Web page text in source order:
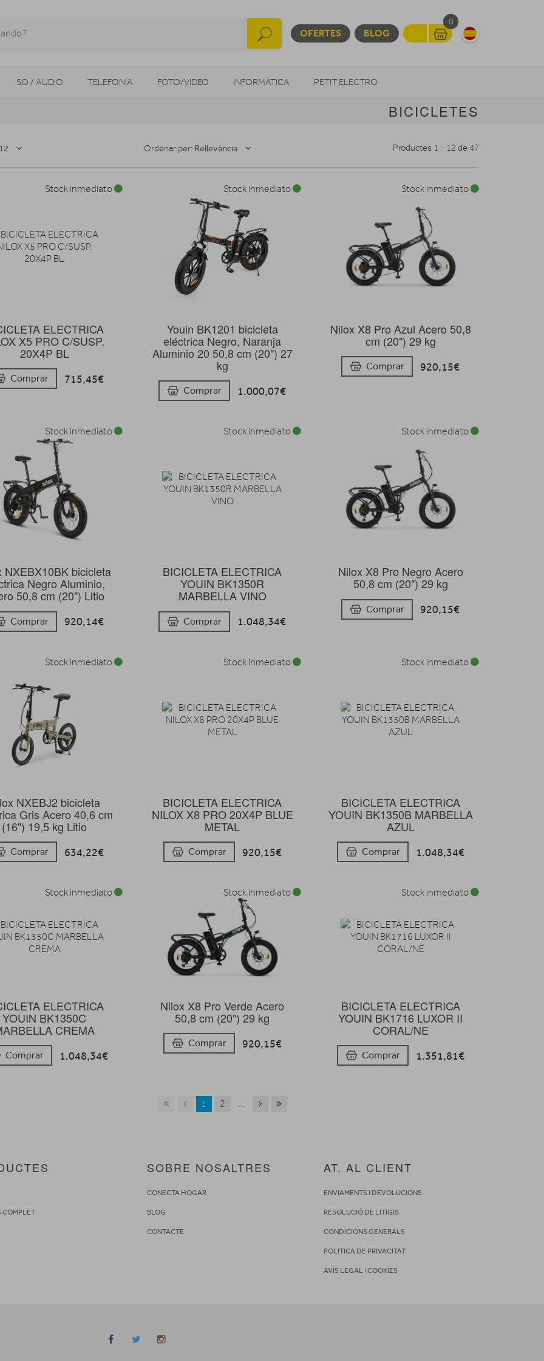
OFERTES BLOG
0
SO / AUDIO TELEFONIA FOTO/VIDEO INFORMÀTICA PETIT ELECTRO
BICICLETES
Ordenar per: Rellevància Productes 1 - 12 de 47
ELECTRICA
X5 PRO C/SUSP.
20X4P BL
Comprar 715,45€
Stock inmediato
Youin BK1201 bicicleta
eléctrica Negro, Naranja
Aluminio 20 50,8 cm (20") 27
kg
Comprar 1.000,07€
Stock inmediato
Nilox X8 Pro Azul Acero 50,8
cm (20") 29 kg
Comprar 920,15€
Stock inmediato
NXEBX10BK bicicleta
Negro Aluminio,
50,8 cm (20") Litio
Comprar 920,14€
Stock inmediato
BICICLETA ELECTRICA
YOUIN BK1350R
MARBELLA VINO
Comprar 1.048,34€
Stock inmediato
Nilox X8 Pro Negro Acero
50,8 cm (20") 29 kg
Comprar 920,15€
Stock inmediato
NXEBJ2 bicicleta
Gris Acero 40,6 cm
(16") 19,5 kg Litio
Comprar 634,22€
Stock inmediato
BICICLETA ELECTRICA
NILOX X8 PRO 20X4P BLUE
METAL
Comprar 920,15€
Stock inmediato
BICICLETA ELECTRICA
YOUIN BK1350B MARBELLA
AZUL
Comprar 1.048,34€
Stock inmediato
ELECTRICA
YOUIN BK1350C
CREMA
Comprar 1.048,34€
Stock inmediato
Nilox X8 Pro Verde Acero
50,8 cm (20") 29 kg
Comprar 920,15€
Stock inmediato
BICICLETA ELECTRICA
YOUIN BK1716 LUXOR II
CORAL/NE
Comprar 1.351,81€
Stock inmediato
1 2 ...
COMPLET
SOBRE NOSALTRES
CONECTA HOGAR
BLOG
CONTACTE
AT. AL CLIENT
ENVIAMENTS I DEVOLUCIONS
RESOLUCIÓ DE LITIGIS
CONDICIONS GENERALS
POLITICA DE PRIVACITAT
AVÍS LEGALI COOKIES